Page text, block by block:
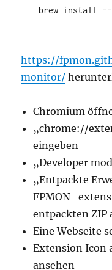
brew install --
https://
monitor/
Chromium
„chrome://
eingeben
„Developer
„Entpackte
entpackten ZIP
Eine Webseite
Extension Icon
ansehen